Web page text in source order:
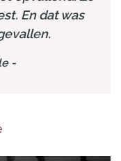
En dat was
-